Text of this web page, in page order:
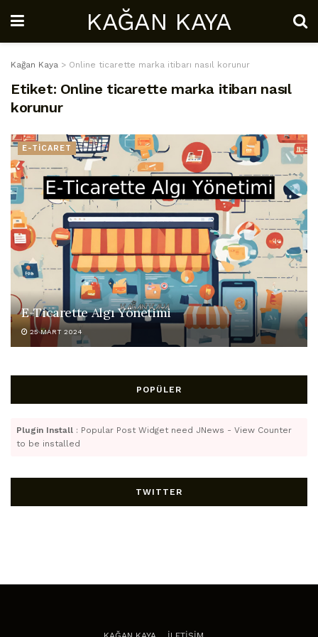
KAĞAN KAYA
Kağan Kaya > Online ticarette marka itibarı nasıl korunur
Etiket: Online ticarette marka itibarı nasıl
korunur
E-TİCARET
E-Ticarette Algı Yönetimi
25 MART 2024
POPÜLER
Plugin Install : Popular Post Widget need JNews - View Counter
to be installed
TWITTER